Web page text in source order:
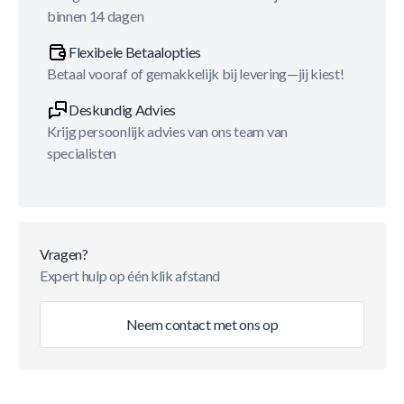
binnen 14 dagen
Flexibele Betaalopties
Betaal vooraf of gemakkelijk bij levering—jij kiest!
Deskundig Advies
Krijg persoonlijk advies van ons team van
specialisten
Vragen?
Expert hulp op één klik afstand
Neem contact met ons op